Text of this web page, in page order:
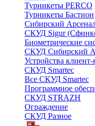
Турникеты PERCO
Турникеты Бастион
Сибирский
СКУД Sigur
Биометрические
СКУД Сибирский
Устройства клиент-
СКУД Smartec
Все СКУД Smartec
Программное
СКУД STRAZH
Ограждение
СКУД Разное